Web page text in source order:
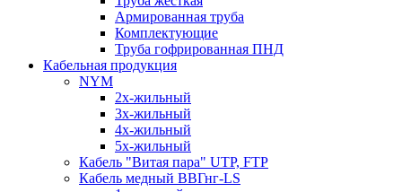
Армированная труба
Комплектующие
Труба гофрированная ПНД
Кабельная продукция
NYM
2х-жильный
3х-жильный
4х-жильный
5х-жильный
Кабель "Витая пара" UTP, FTP
Кабель медный ВВГнг-LS